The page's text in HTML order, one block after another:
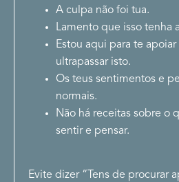
A culpa não foi tua.
Lamento que isso tenha
Estou aqui para te apoiar
ultrapassar isto.
Os teus sentimentos e
normais.
Não há receitas sobre o
sentir e pensar.
Evite dizer “Tens de procurar